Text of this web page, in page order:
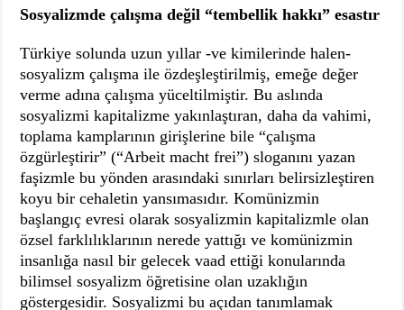
Sosyalizmde çalışma değil “tembellik hakkı” esastır
Türkiye solunda uzun yıllar -ve kimilerinde halen-
sosyalizm çalışma ile özdeşleştirilmiş, emeğe değer
verme adına çalışma yüceltilmiştir. Bu aslında
sosyalizmi kapitalizme yakınlaştıran, daha da vahimi,
toplama kamplarının girişlerine bile “çalışma
özgürleştirir” (“Arbeit macht frei”) sloganını yazan
faşizmle bu yönden arasındaki sınırları belirsizleştiren
koyu bir cehaletin yansımasıdır. Komünizmin
başlangıç evresi olarak sosyalizmin kapitalizmle olan
özsel farklılıklarının nerede yattığı ve komünizmin
insanlığa nasıl bir gelecek vaad ettiği konularında
bilimsel sosyalizm öğretisine olan uzaklığın
göstergesidir. Sosyalizmi bu açıdan tanımlamak